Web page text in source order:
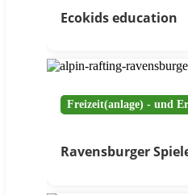
Ecokids education
Freizeit(anlage) - und
Ravensburger